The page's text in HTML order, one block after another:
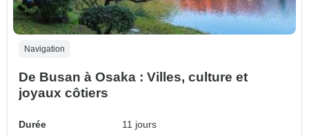
Navigation
De Busan à Osaka : Villes, culture et
joyaux côtiers
Durée
11 jours